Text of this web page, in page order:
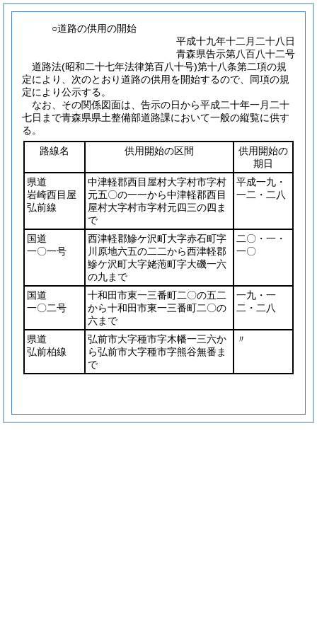
○道路の供用の開始
平成十九年十二月二十八日
青森県告示第八百八十二号
道路法(昭和二十七年法律第百八十号)第十八条第二項の規
定により、次のとおり道路の供用を開始するので、同項の規
定により公示する。
なお、その関係図面は、告示の日から平成二十年一月二十
七日まで青森県県土整備部道路課において一般の縦覧に供す
る。
路線名
供用開始の区間
供用開始の
期日
県道
岩崎西目屋
弘前線
中津軽郡西目屋村大字村市字村
元五〇の一一から中津軽郡西目
屋村大字村市字村元四三の四ま
で
平成一九・
一二・二八
国道
一〇一号
西津軽郡鰺ケ沢町大字赤石町字
川原地六五の二二から西津軽郡
鰺ケ沢町大字姥萢町字大磯一六
の九まで
二〇・一・
一〇
国道
一〇二号
十和田市東一三番町二〇の五二
から十和田市東一三番町二〇の
六まで
一九・一
二・二八
県道
弘前柏線
弘前市大字種市字木幡一三六か
ら弘前市大字種市字熊谷無番ま
で
〃